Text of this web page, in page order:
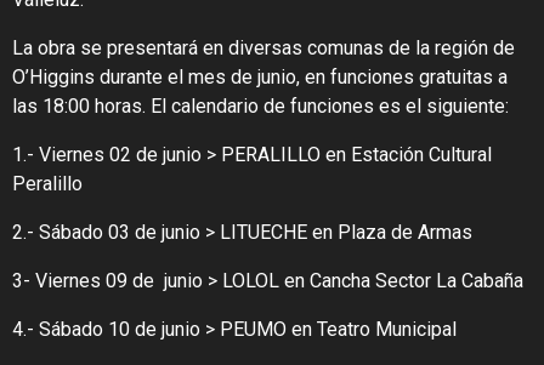
La obra se presentará en diversas comunas de la región de
O’Higgins durante el mes de junio, en funciones gratuitas a
las 18:00 horas. El calendario de funciones es el siguiente:
1.- Viernes 02 de junio > PERALILLO en Estación Cultural
Peralillo
2.- Sábado 03 de junio > LITUECHE en Plaza de Armas
3- Viernes 09 de junio > LOLOL en Cancha Sector La Cabaña
4.- Sábado 10 de junio > PEUMO en Teatro Municipal